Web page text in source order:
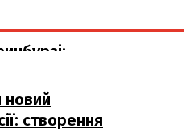
новий
створення